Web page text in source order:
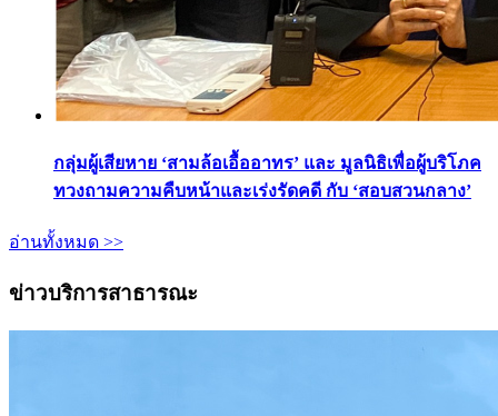
กลุ่มผู้เสียหาย ‘สามล้อเอื้ออาทร’ และ มูลนิธิเพื่อผู้บริโภค
ทวงถามความคืบหน้าและเร่งรัดคดี กับ ‘สอบสวนกลาง’
อ่านทั้งหมด >>
ข่าวบริการสาธารณะ